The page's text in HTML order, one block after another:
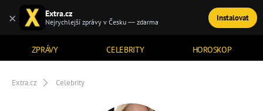
ZPRÁVY CELEBRITY HOROSKOP
TÉMATA
Extra.cz Celebrity
× Extra.cz
Nejrychlejší zprávy v Česku — zdarma Instalovat